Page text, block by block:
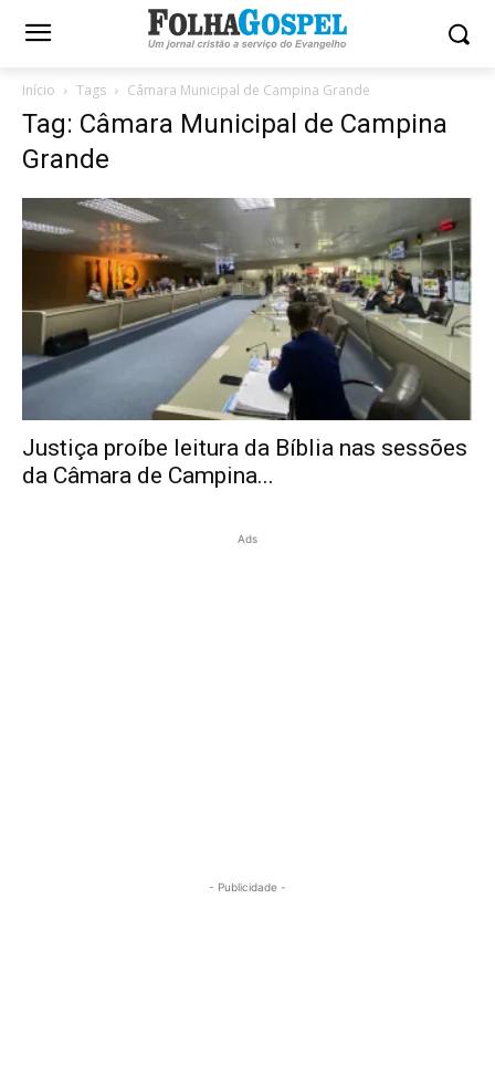
Início Tags Câmara Municipal de Campina Grande
Tag: Câmara Municipal de Campina
Grande
Justiça proíbe leitura da Bíblia nas sessões
da Câmara de Campina...
Ads
- Publicidade -